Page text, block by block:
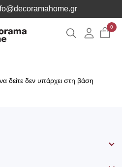
Αναζήτηση
0
δείτε δεν υπάρχει στη βάση